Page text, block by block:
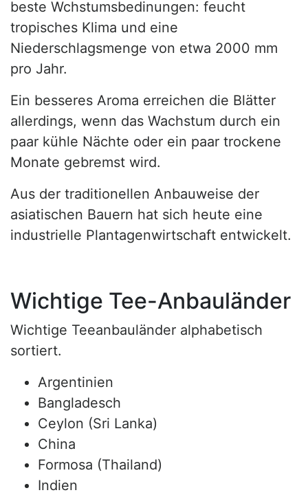
beste Wchstumsbedinungen: feucht
tropisches Klima und eine
Niederschlagsmenge von etwa 2000 mm
pro Jahr.
Ein besseres Aroma erreichen die Blätter
allerdings, wenn das Wachstum durch ein
paar kühle Nächte oder ein paar trockene
Monate gebremst wird.
Aus der traditionellen Anbauweise der
asiatischen Bauern hat sich heute eine
industrielle Plantagenwirtschaft entwickelt.
Wichtige Tee-Anbauländer
Wichtige Teeanbauländer alphabetisch
sortiert.
Argentinien
Bangladesch
Ceylon (Sri Lanka)
China
Formosa (Thailand)
Indien